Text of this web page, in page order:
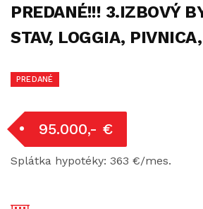
PREDANÉ!!! 3.IZBOVÝ
STAV, LOGGIA,
PREDANÉ
95.000,- €
Splátka hypotéky: 363 €/mes.